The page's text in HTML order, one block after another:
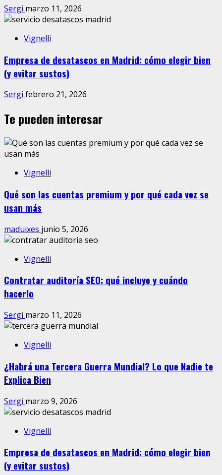
Sergi marzo 11, 2026
Vignelli
Empresa de desatascos en Madrid: cómo elegir bien
(y evitar sustos)
Sergi febrero 21, 2026
Te pueden interesar
Vignelli
Qué son las cuentas premium y por qué cada vez se
usan más
maduixes junio 5, 2026
Vignelli
Contratar auditoría SEO: qué incluye y cuándo
hacerlo
Sergi marzo 11, 2026
Vignelli
¿Habrá una Tercera Guerra Mundial? Lo que Nadie te
Explica Bien
Sergi marzo 9, 2026
Vignelli
Empresa de desatascos en Madrid: cómo elegir bien
(y evitar sustos)